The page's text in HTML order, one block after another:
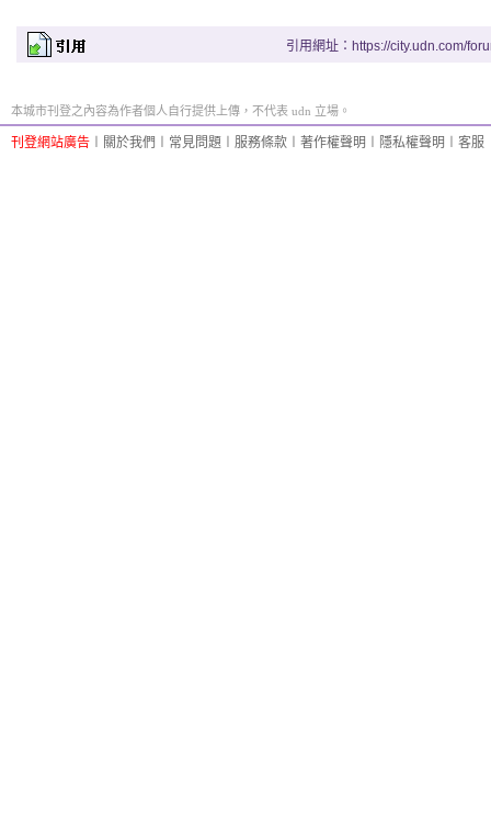
引用網址：https://city.udn.com/
本城市刊登之內容為作者個人自行提供上傳，不代表 udn 立場。
刊登網站廣告 關於我們 常見問題 服務條款 著作權聲明 隱私權聲明 客服